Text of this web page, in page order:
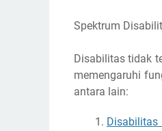
Spektrum
Disabilitas tidak
memengaruhi
antara lain:
Disabilitas